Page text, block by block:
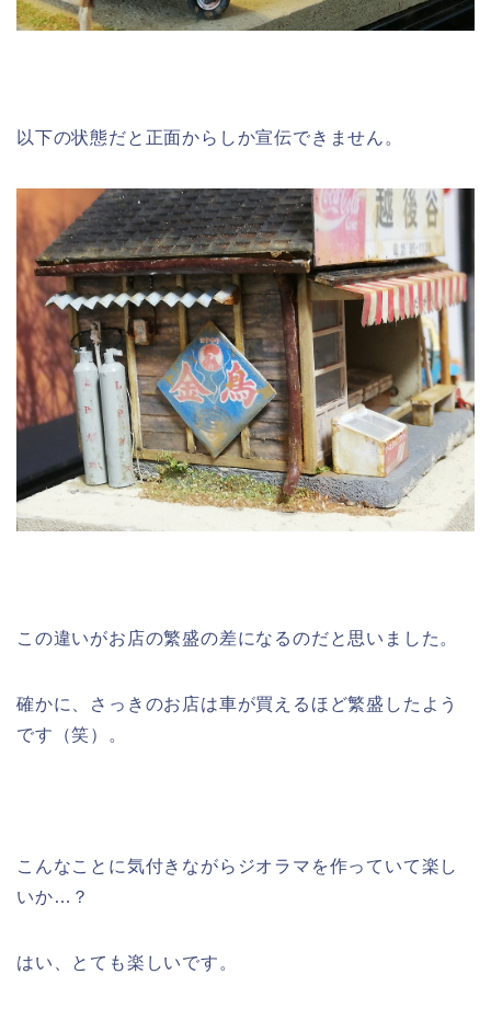
以下の状態だと正面からしか宣伝できません。
この違いがお店の繁盛の差になるのだと思いました。
確かに、さっきのお店は車が買えるほど繁盛したよう
です（笑）。
こんなことに気付きながらジオラマを作っていて楽し
いか…？
はい、とても楽しいです。